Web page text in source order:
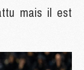
mais il est